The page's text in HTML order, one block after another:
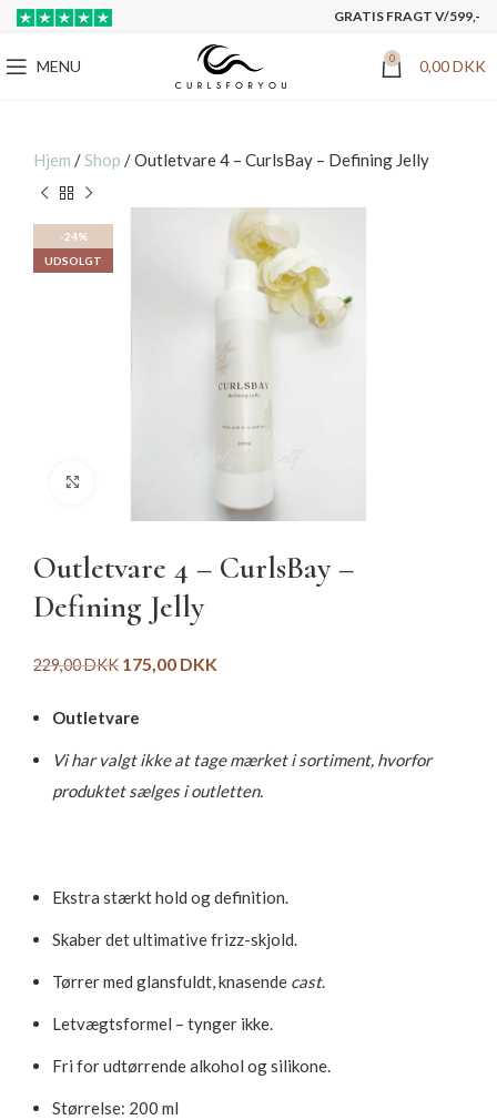
GRATIS FRAGT V/599,-
MENU 0 0,00DKK
Hjem /Shop /Outletvare 4 – CurlsBay – Defining Jelly
-24%
UDSOLGT
Outletvare 4 – CurlsBay –
Defining Jelly
229,00DKK 175,00 DKK
Outletvare
Vi har valgt ikke at tage mærket i sortiment, hvorfor
produktet sælges i outletten.
Ekstra stærkt hold og definition.
Skaber det ultimative frizz-skjold.
Tørrer med glansfuldt, knasende cast.
Letvægtsformel – tynger ikke.
Fri for udtørrende alkohol og silikone.
Størrelse: 200 ml